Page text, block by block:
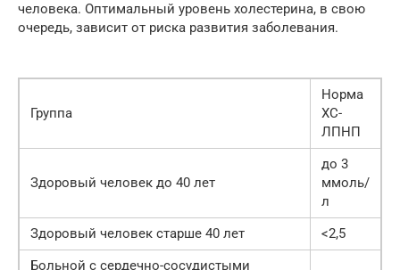
человека. Оптимальный уровень холестерина, в свою
очередь, зависит от риска развития заболевания.
Группа
Норма
ХС-
ЛПНП
Здоровый человек до 40 лет
до 3
ммоль/
л
Здоровый человек старше 40 лет
<2,5
Больной с сердечно-сосудистыми